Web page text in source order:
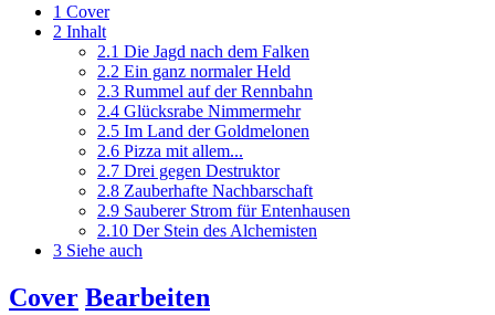
1 Cover
2 Inhalt
2.1 Die Jagd nach dem Falken
2.2 Ein ganz normaler Held
2.3 Rummel auf der Rennbahn
2.4 Glücksrabe Nimmermehr
2.5 Im Land der Goldmelonen
2.6 Pizza mit allem...
2.7 Drei gegen Destruktor
2.8 Zauberhafte Nachbarschaft
2.9 Sauberer Strom für Entenhausen
2.10 Der Stein des Alchemisten
3 Siehe auch
Cover Bearbeiten